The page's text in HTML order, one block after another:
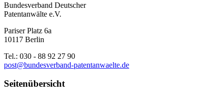
Bundesverband Deutscher
Patentanwälte e.V.
Pariser Platz 6a
10117 Berlin
Tel.: 030 - 88 92 27 90
post@bundesverband-patentanwaelte.de
Seitenübersicht